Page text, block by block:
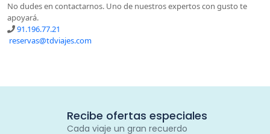
No dudes en contactarnos. Uno de nuestros expertos con gusto te
apoyará.
91.196.77.21
reservas@tdviajes.com
Recibe ofertas especiales
Cada viaje un gran recuerdo